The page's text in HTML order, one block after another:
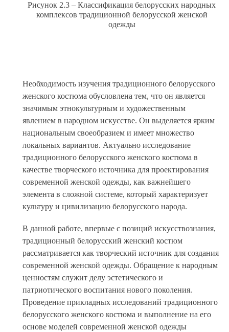
Рисунок 2.3 – Классификация белорусских народных
комплексов традиционной белорусской женской
одежды
Необходимость изучения традиционного белорусского
женского костюма обусловлена тем, что он является
значимым этнокультурным и художественным
явлением в народном искусстве. Он выделяется ярким
национальным своеобразием и имеет множество
локальных вариантов. Актуальноисследование
традиционного белорусского женского костюма в
качестве творческого источника для проектирования
современной женской одежды, как важнейшего
элемента в сложной системе, который характеризует
культуру и цивилизацию белорусского народа.
В данной работе, впервые с позиций искусствознания,
традиционный белорусский женский костюм
рассматривается как творческий источник для создания
современной женской одежды. Обращение к народным
ценностям служит делу эстетического и
патриотического воспитания нового поколения.
Проведение прикладных исследований традиционного
белорусского женского костюма и выполнение на его
основе моделей современной женской одежды